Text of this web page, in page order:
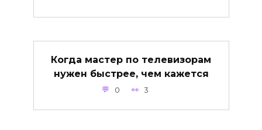
Когда мастер по телевизорам
нужен быстрее, чем кажется
0 3